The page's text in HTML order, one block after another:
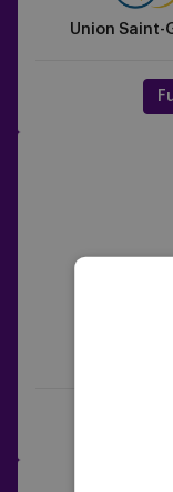
Union Saint-